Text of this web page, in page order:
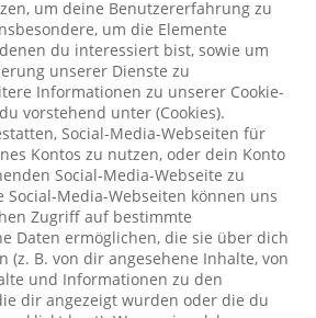
um deine Benutzererfahrung zu
um die Elemente
du interessiert bist, sowie um
unserer Dienste zu
Informationen zu unserer Cookie-
vorstehend unter (Cookies).
Social-Media-Webseiten für
Kontos zu nutzen, oder dein Konto
Social-Media-Webseite zu
Social-Media-Webseiten können uns
Zugriff auf bestimmte
Daten ermöglichen, die sie über dich
(z. B. von dir angesehene Inhalte, von
und Informationen zu den
dir angezeigt wurden oder die du